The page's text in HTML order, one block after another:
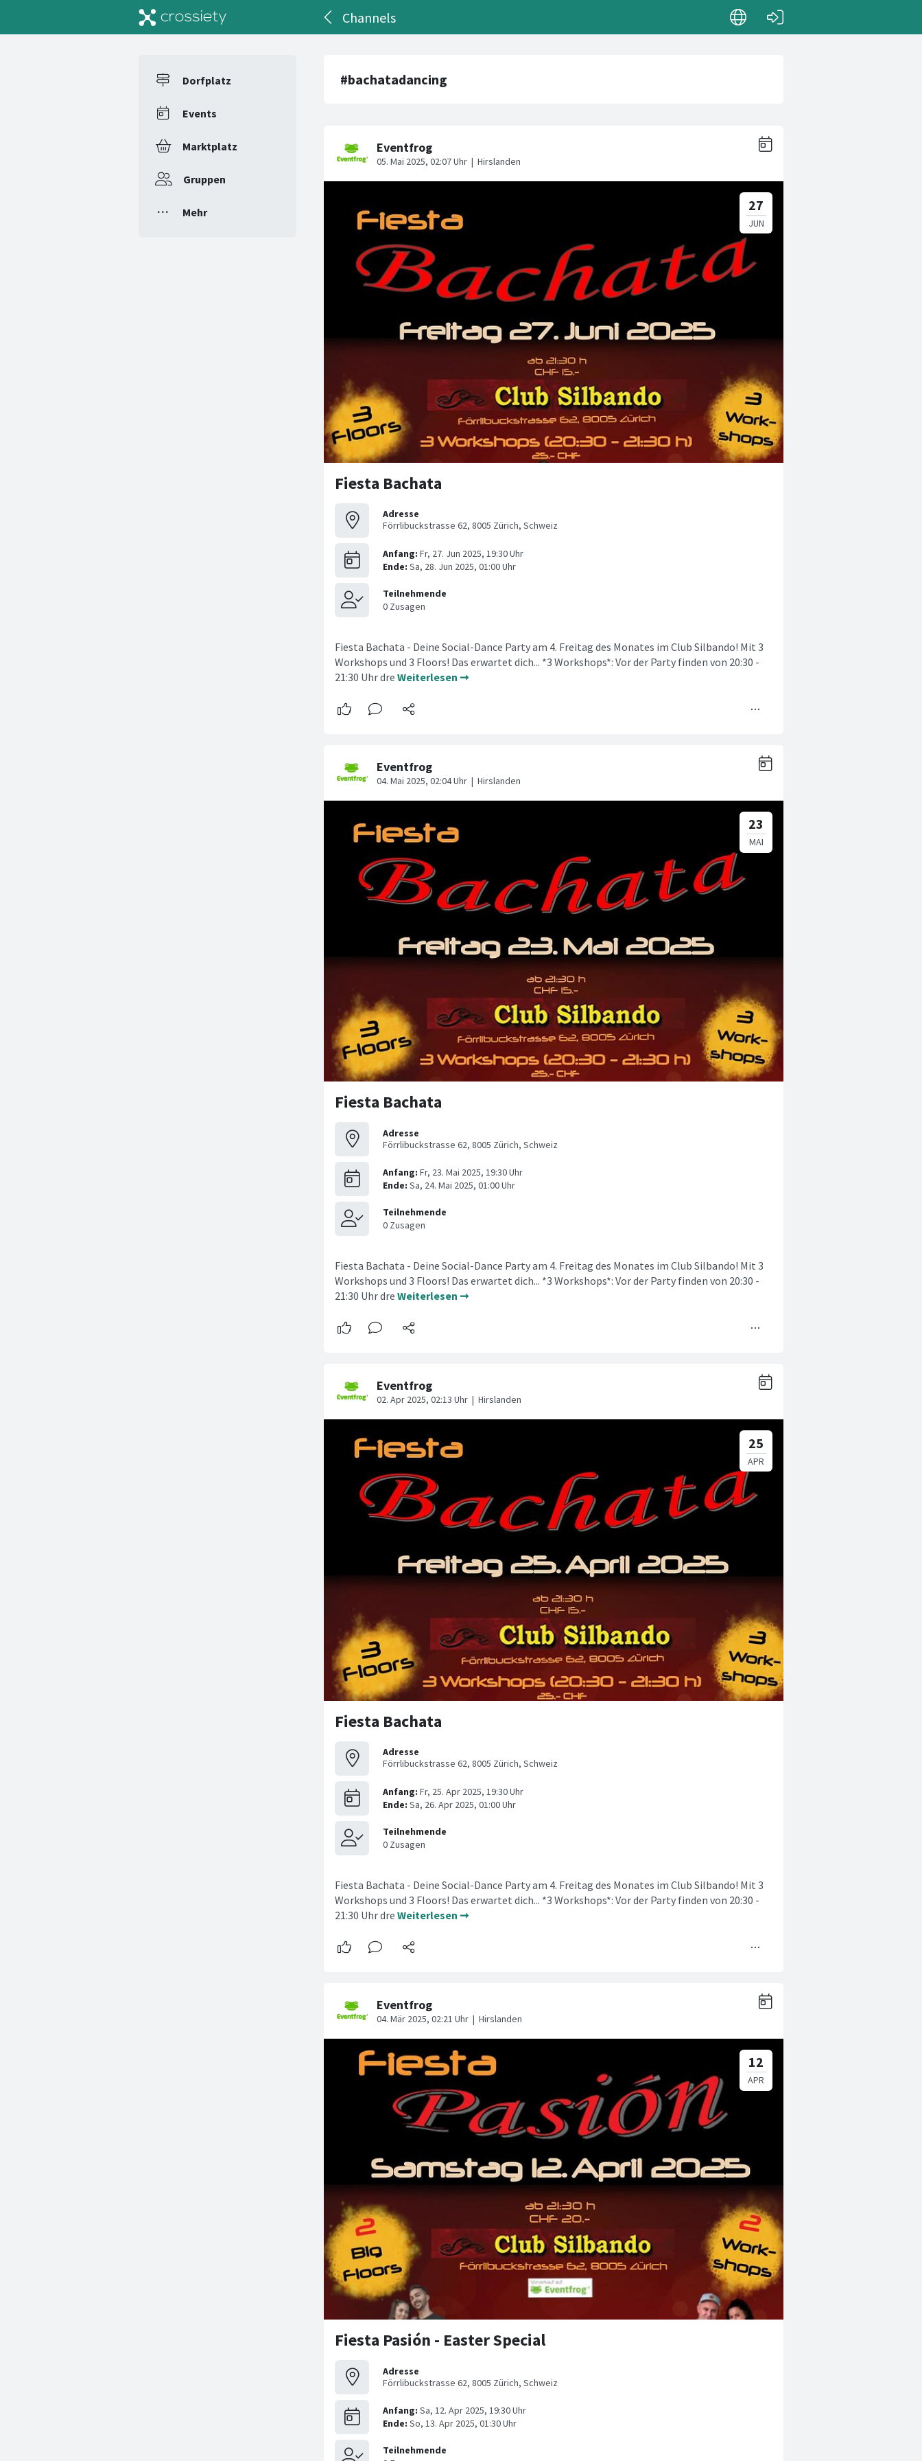
Channels
Dorfplatz
Events
Marktplatz
Gruppen
Mehr
#bachatadancing
Fiesta Bachata
Adresse
Förrlibuckstrasse 62, 8005 Zürich, Schweiz
Fiesta Bachata - Deine Social-Dance Party am 4. Freitag des Monates im Club Silbando! Mit 3
Workshops und 3 Floors! Das erwartet dich... *3 Workshops*: Vor der Party finden von 20:30 -
21:30 Uhr dre Weiterlesen ➞
Fiesta Bachata
Adresse
Förrlibuckstrasse 62, 8005 Zürich, Schweiz
Fiesta Bachata - Deine Social-Dance Party am 4. Freitag des Monates im Club Silbando! Mit 3
Workshops und 3 Floors! Das erwartet dich... *3 Workshops*: Vor der Party finden von 20:30 -
21:30 Uhr dre Weiterlesen ➞
Fiesta Bachata
Adresse
Förrlibuckstrasse 62, 8005 Zürich, Schweiz
Fiesta Bachata - Deine Social-Dance Party am 4. Freitag des Monates im Club Silbando! Mit 3
Workshops und 3 Floors! Das erwartet dich... *3 Workshops*: Vor der Party finden von 20:30 -
21:30 Uhr dre Weiterlesen ➞
Fiesta Pasión - Easter Special
Adresse
Förrlibuckstrasse 62, 8005 Zürich, Schweiz